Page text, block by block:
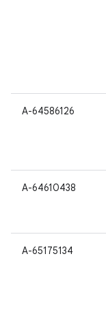
A-64586126
A-64610438
A-65175134